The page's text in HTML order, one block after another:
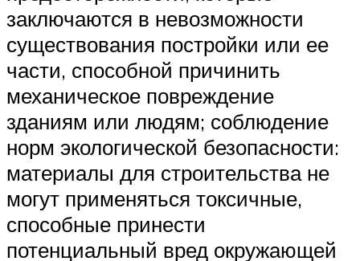
заключаются в невозможности
существования постройки или ее
части, способной причинить
механическое повреждение
зданиям или людям; соблюдение
норм экологической безопасности:
материалы для строительства не
могут применяться токсичные,
способные принести
потенциальный вред окружающей